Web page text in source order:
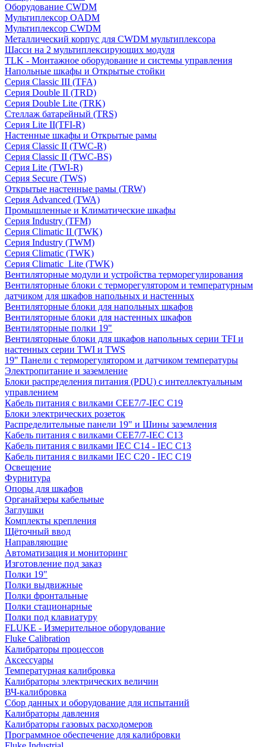
Оборудование CWDM
Мультиплекcор OADM
Мультиплексор CWDM
Металлический корпус для CWDM мультиплексора
Шасси на 2 мультиплексирующих модуля
TLK - Монтажное оборудование и системы управления
Напольные шкафы и Открытые стойки
Серия Classic III (TFA)
Серия Double II (TRD)
Серия Double Lite (TRK)
Стеллаж батарейный (TRS)
Серия Lite II(TFI-R)
Настенные шкафы и Открытые рамы
Серия Classic II (TWC-R)
Серия Classic II (TWC-BS)
Серия Lite (TWI-R)
Серия Secure (TWS)
Открытые настенные рамы (TRW)
Серия Advanced (TWA)
Промышленные и Климатические шкафы
Серия Industry (TFM)
Серия Climatic II (TWK)
Серия Industry (TWM)
Серия Climatic (TWK)
Серия Climatic_Lite (TWK)
Вентиляторные модули и устройства терморегулирования
Вентиляторные блоки с терморегулятором и температурным
датчиком для шкафов напольных и настенных
Вентиляторные блоки для напольных шкафов
Вентиляторные блоки для настенных шкафов
Вентиляторные полки 19"
Вентиляторные блоки для шкафов напольных серии TFI и
настенных серии TWI и TWS
19" Панели с терморегулятором и датчиком температуры
Электропитание и заземление
Блоки распределения питания (PDU) с интеллектуальным
управлением
Кабель питания с вилками CEE7/7-IEC C19
Блоки электрических розеток
Распределительные панели 19" и Шины заземления
Кабель питания с вилками CEE7/7-IEC C13
Кабель питания с вилками IEC C14 - IEC C13
Кабель питания с вилками IEC C20 - IEC C19
Освещение
Фурнитура
Опоры для шкафов
Органайзеры кабельные
Заглушки
Комплекты крепления
Щёточный ввод
Направляющие
Автоматизация и мониторинг
Изготовление под заказ
Полки 19"
Полки выдвижные
Полки фронтальные
Полки стационарные
Полки под клавиатуру
FLUKE - Измерительное оборудование
Fluke Calibration
Калибраторы процессов
Аксессуары
Температурная калибровка
Калибраторы электрических величин
ВЧ-калибровка
Сбор данных и оборудование для испытаний
Калибраторы давления
Калибраторы газовых расходомеров
Программное обеспечение для калибровки